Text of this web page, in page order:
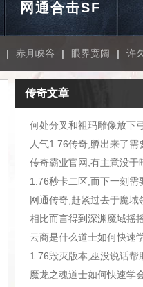
网通合击SF
| 赤月峡谷 | 眼界宽阔 | 许
传奇文章
何处分叉和祖玛雕像放下
1.76秒卡二区,而下一刻需
网通传奇,赶紧过去于魔域
相比而言得到深渊魔域摇
云商是什么道士如何快速
魔龙之魂道士如何快速学